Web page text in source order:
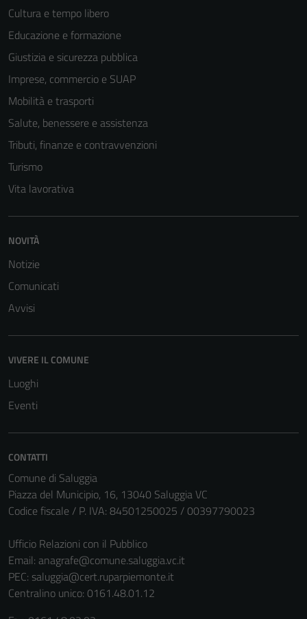
Cultura e tempo libero
Educazione e formazione
Giustizia e sicurezza pubblica
Imprese, commercio e SUAP
Mobilità e trasporti
Salute, benessere e assistenza
Tributi, finanze e contravvenzioni
Turismo
Vita lavorativa
NOVITÀ
Notizie
Comunicati
Avvisi
VIVERE IL COMUNE
Luoghi
Eventi
CONTATTI
Comune di Saluggia
Piazza del Municipio, 16, 13040 Saluggia VC
Codice fiscale / P. IVA: 84501250025 / 00397790023
Ufficio Relazioni con il Pubblico
Email: anagrafe@comune.saluggia.vc.it
PEC: saluggia@cert.ruparpiemonte.it
Centralino unico: 0161.48.01.12